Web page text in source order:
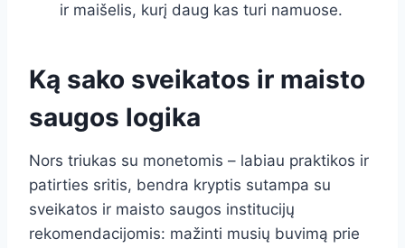
ir maišelis, kurį daug kas turi namuose.
Ką sako sveikatos ir maisto
saugos logika
Nors triukas su monetomis – labiau praktikos ir
patirties sritis, bendra kryptis sutampa su
sveikatos ir maisto saugos institucijų
rekomendacijomis: mažinti musių buvimą prie